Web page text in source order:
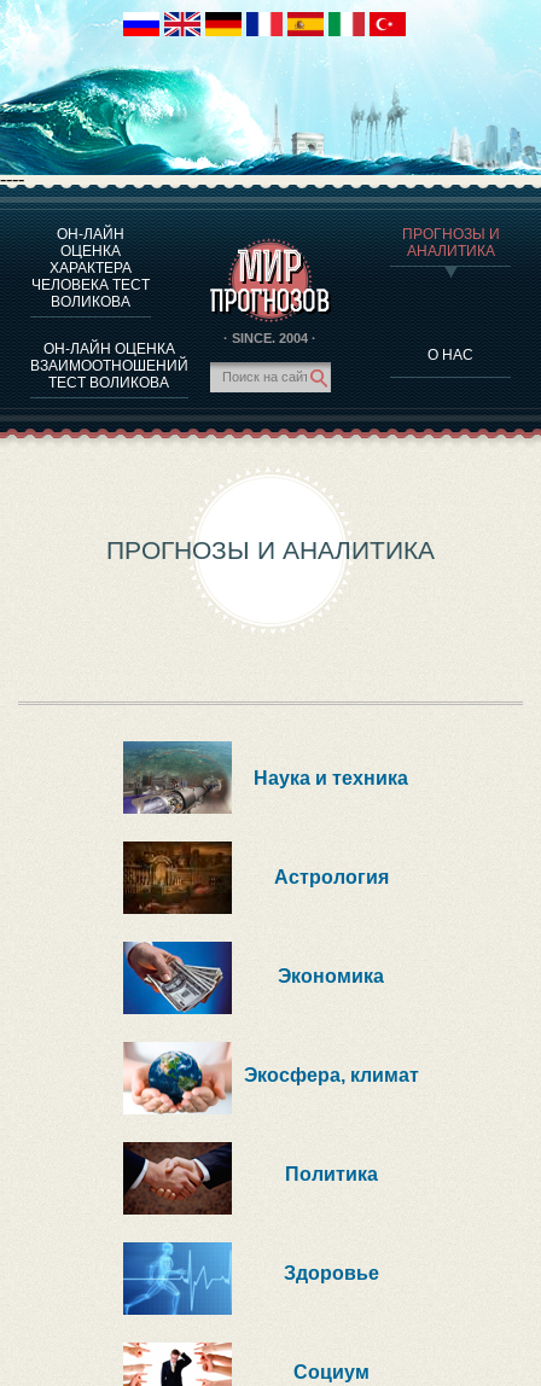
----
ОН-ЛАЙН
ОЦЕНКА
ХАРАКТЕРА
ЧЕЛОВЕКА ТЕСТ
ВОЛИКОВА
ОН-ЛАЙН ОЦЕНКА
ВЗАИМООТНОШЕНИЙ
ТЕСТ ВОЛИКОВА
· SINCE. 2004 ·
ПРОГНОЗЫ И
АНАЛИТИКА
О НАС
О ПРОГРАММЕ
ОЦЕНКА ХАРАКТЕРA ЧЕЛОВЕКА
ОЦЕНКА ХАРАКТЕРА ВЫДАЮЩИХСЯ ЛИЧНОСТЕЙ
О ПРОГРАММЕ
ТЕСТ НА СОВМЕСТИМОСТЬ ВОЛИКОВА
ПРОГНОЗЫ И АНАЛИТИКА
ПРОГНОЗЫ И АНАЛИТИКА
Наука и техника
Астрология
Экономика
Экосфера, климат
Политика
Здоровье
Социум